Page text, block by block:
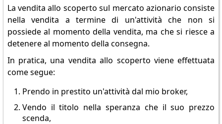
La vendita allo scoperto sul mercato azionario consiste
nella vendita a termine di un'attività che non si
possiede al momento della vendita, ma che si riesce a
detenere al momento della consegna.
In pratica, una vendita allo scoperto viene effettuata
come segue:
Prendo in prestito un'attività dal mio broker,
Vendo il titolo nella speranza che il suo prezzo
scenda,